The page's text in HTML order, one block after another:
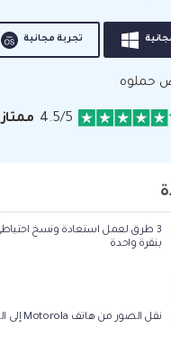
تجربة مجانية
4.5/5 ممتاز
بنقرة واحدة
نقل الصور من هاتف Motorola إلى الكمبيوتر: 3 طرق